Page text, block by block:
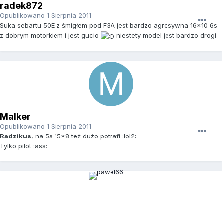
radek872
Opublikowano 1 Sierpnia 2011
Suka sebartu 50E z śmigłem pod F3A jest bardzo agresywna 16x10 6s
z dobrym motorkiem i jest gucio
niestety model jest bardzo drogi
Malker
Opublikowano 1 Sierpnia 2011
Radzikus, na 5s 15x8 też dużo potrafi :lol2:
Tylko pilot :ass: